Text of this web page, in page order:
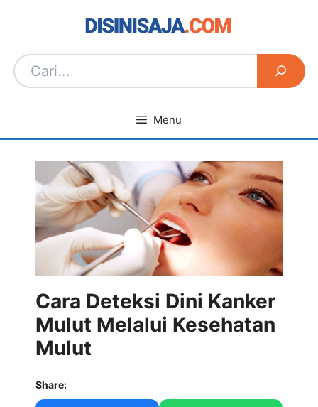
Menu
Cara Deteksi Dini Kanker
Mulut Melalui Kesehatan
Mulut
Share: